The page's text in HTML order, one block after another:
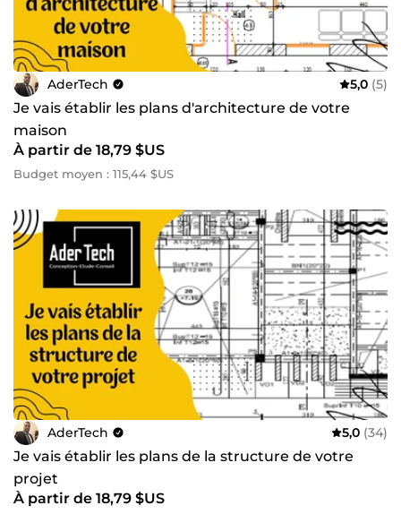
AderTech 5,0 (5)
Je vais établir les plans d'architecture de votre
maison
À partir de 18,79 $US
Budget moyen : 115,44 $US
AderTech 5,0 (34)
Je vais établir les plans de la structure de votre
projet
À partir de 18,79 $US